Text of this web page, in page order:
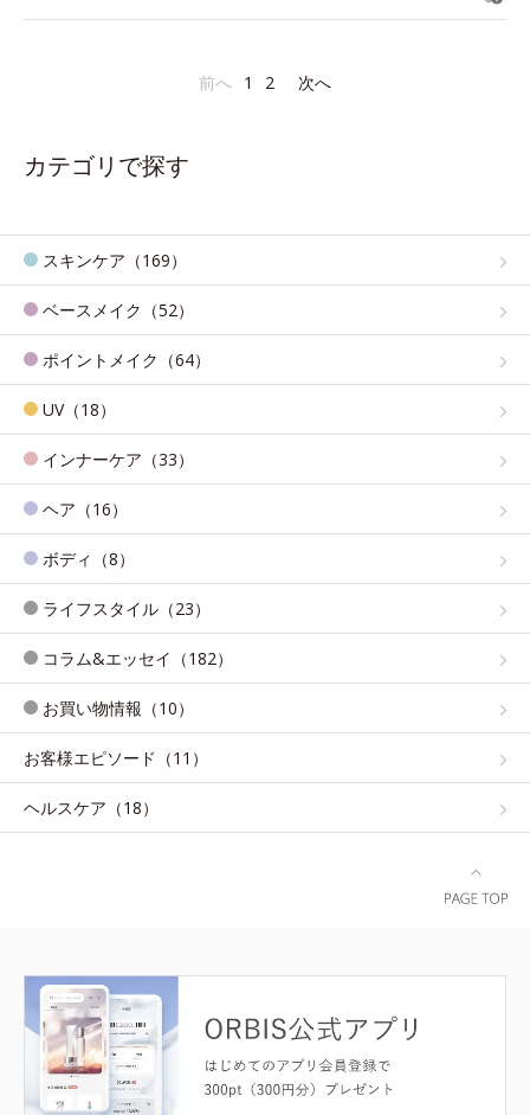
前へ 1 2 次へ
カテゴリで探す
スキンケア（169）
ベースメイク（52）
ポイントメイク（64）
UV（18）
インナーケア（33）
ヘア（16）
ボディ（8）
ライフスタイル（23）
コラム&エッセイ（182）
お買い物情報（10）
お客様エピソード（11）
ヘルスケア（18）